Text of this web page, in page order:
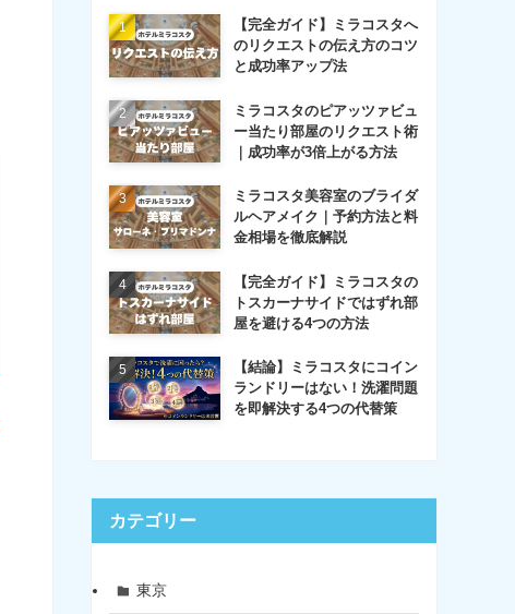
【完全ガイド】ミラコスタへ
のリクエストの伝え方のコツ
と成功率アップ法
ミラコスタのピアッツァビュ
ー当たり部屋のリクエスト術
｜成功率が3倍上がる方法
ミラコスタ美容室のブライダ
ルヘアメイク｜予約方法と料
金相場を徹底解説
【完全ガイド】ミラコスタの
トスカーナサイドではずれ部
屋を避ける4つの方法
【結論】ミラコスタにコイン
ランドリーはない！洗濯問題
を即解決する4つの代替策
カテゴリー
東京